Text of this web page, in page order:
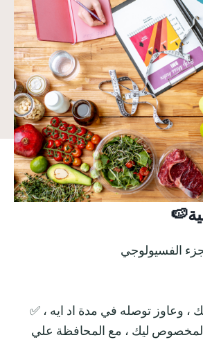
✅ هنا بنشوف ايه هدفك ، وعاوز توصله في مدة اد ايه ،
ليك ، مع المحافظة علي